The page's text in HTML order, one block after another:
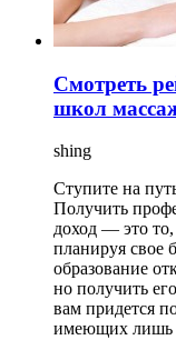
Смотреть
школ
shing
Ступите на
Получить
доход — это
планируя свое
образование
но получить
вам придется
имеющих лишь